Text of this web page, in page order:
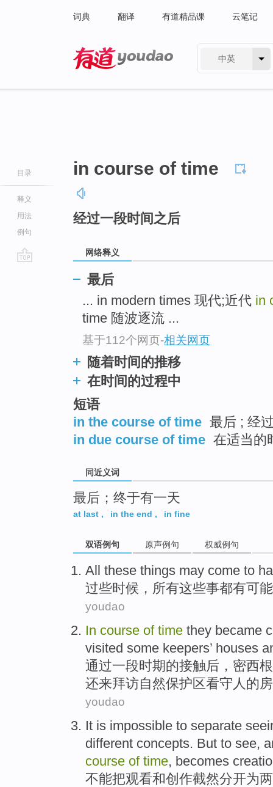
词典 翻译 有道精品课 云笔记
中英
目录
释义
用法
例句
in course of time
经过一段时间之后
网络释义
最后
... in modern times 现代;近代 in
time 随波逐流 ...
基于112个网页-相关网页
随着时间的推移
在时间的过程中
短语
in the course of time 最后 ; 经
in due course of time 在适当的
同近义词
最后；终于有一天
at last , in the end , in fine
双语例句 原声例句 权威例句
All these things may come to
过些时候 ， 所有这些事都有可能
youdao
In course of time they became
visited some keepers’ houses
通过一段时期的接触后， 密西根
还来拜访自然保护区看守人的
youdao
It is impossible to separate
different concepts. But to see,
course of time, becomes
不能把观看和创作截然分开为